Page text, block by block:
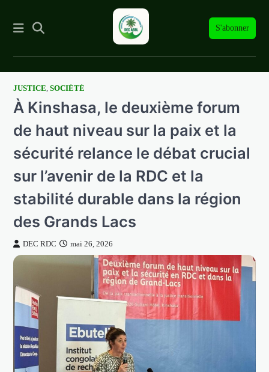
S'abonner
SkipJUSTICE,SOCIÉTÉ
À Kinshasa, le deuxième forum
de haut niveau sur la paix et la
sécurité relance le débat crucial
sur l’avenir de la RDC et la
stabilité durable dans la région
des Grands Lacs
DEC RDC mai 26, 2026